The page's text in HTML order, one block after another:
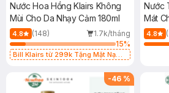
Nước Hoa Hồng Klairs Không
Mùi Cho Da Nhạy Cảm 180ml
4.8 (148)
1.7k/tháng
15%
Bill Klairs từ 299k Tặng Mặt Nạ
25ml (SL Có Hạn)
Nước
Mát
400ml
4.8
-46 %